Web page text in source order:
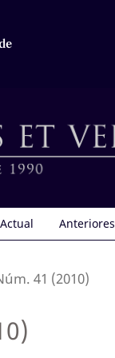
Actual Anteriores
41 (2010)